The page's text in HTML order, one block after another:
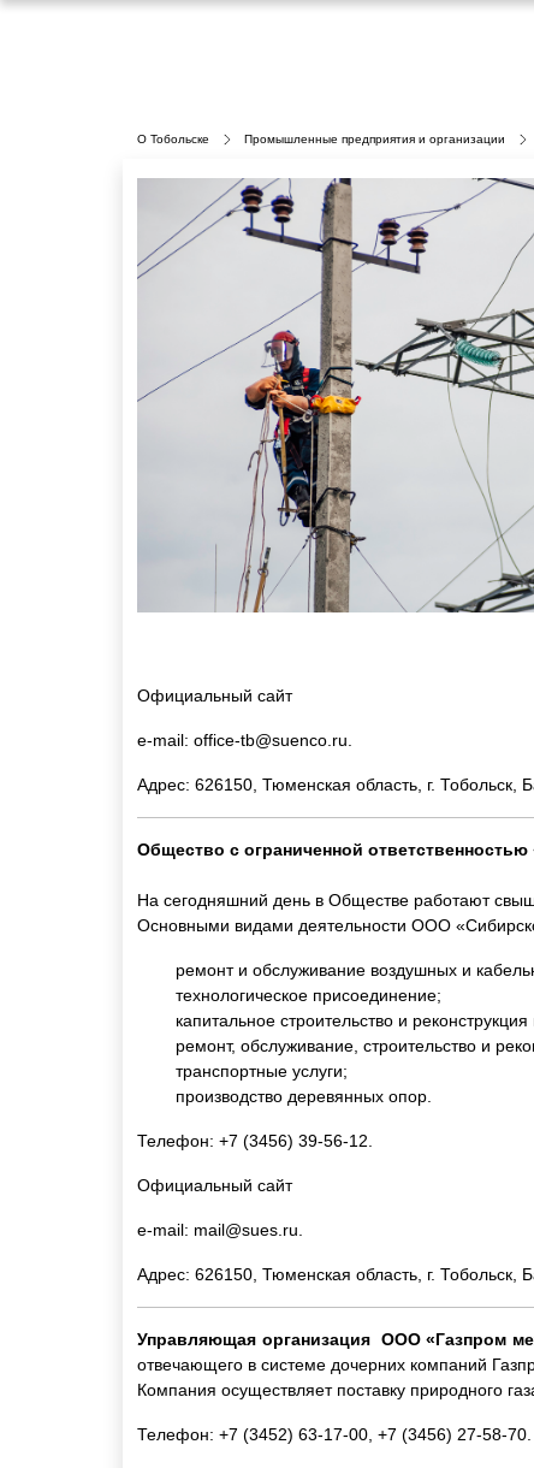
О Тобольске Промышленные предприятия и организации
Официальный сайт
e-mail: office-tb@suenco.ru
Адрес: 626150, Тюменская область, г. Тобольск,
Общество с ограниченной
На сегодняшний день в Обществе работают
Основными видами деятельности ООО
ремонт и обслуживание воздушных и
технологическое присоединение;
капитальное строительство и
ремонт, обслуживание, строительство и
транспортные услуги;
производство деревянных опор.
Телефон: +7 (3456) 39-56-12.
Официальный сайт
e-mail: mail@sues.ru
Адрес: 626150, Тюменская область, г. Тобольск,
Управляющая организация ООО «Газпром
отвечающего в системе дочерних компаний
Компания осуществляет поставку природного
Телефон: +7 (3452) 63-17-00, +7 (3456) 27-58-70.